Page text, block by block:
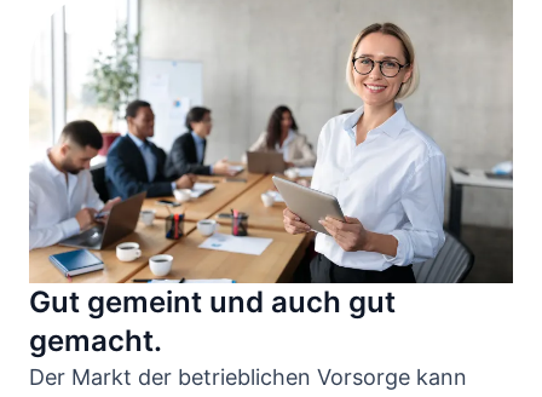
Gut gemeint und auch gut
gemacht.
Der Markt der betrieblichen Vorsorge kann